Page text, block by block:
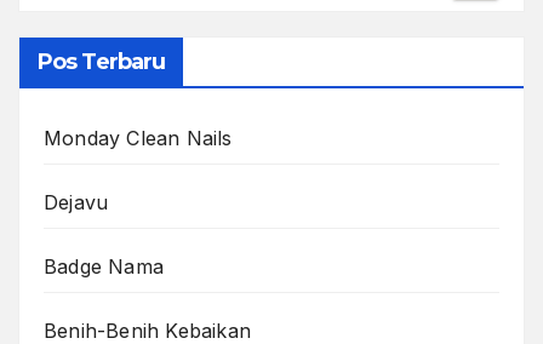
Pos Terbaru
Monday Clean Nails
Dejavu
Badge Nama
Benih-Benih Kebaikan